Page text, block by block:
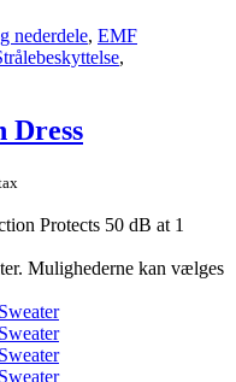
nederdele, EMF
,
Dress
Protects 50 dB at 1
Mulighederne kan vælges